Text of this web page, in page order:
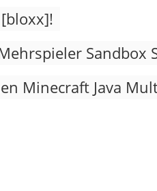
Sandbox
Minecraft Java